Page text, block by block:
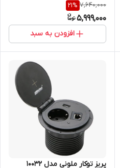
7,640,000
21%
5,999,000
افزودن به سبد
پریز توکار ملونی مدل 10032